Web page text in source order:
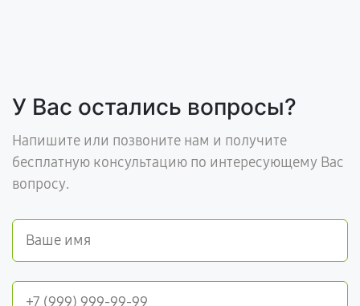
У Вас остались вопросы?
Напишите или позвоните нам и получите
бесплатную консультацию по интересующему Вас
вопросу.